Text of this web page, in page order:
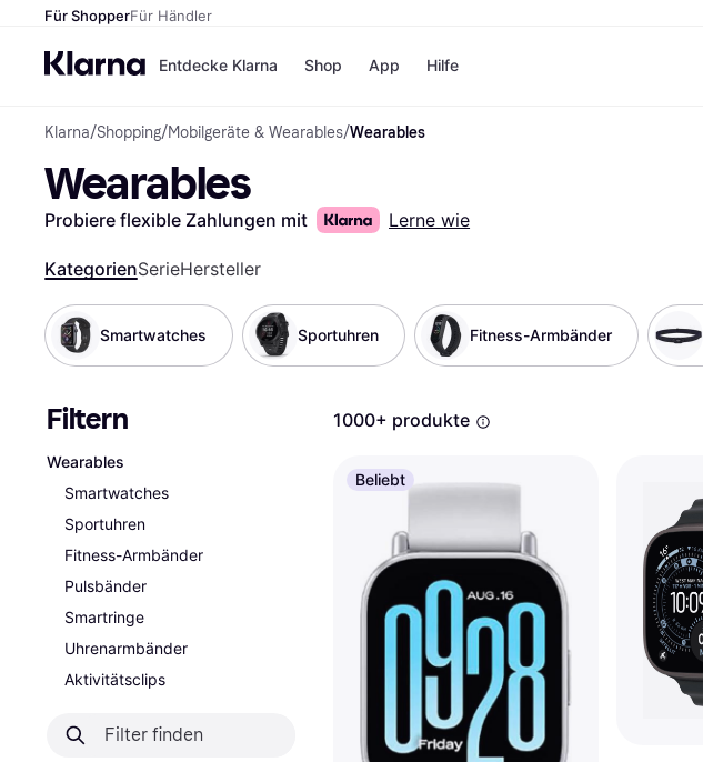
Für ShopperFür Händler
Entdecke Klarna
Zahlungsmethoden
Bezahle in 3
Teilzahlungen
Shop
Shops
Temu
Kaufland.at
Alle Shops
Renovierung & Bau
App Hilfe
Klarna/Shopping/Mobilgeräte & Wearables/Wearables
Wearables
Probiere flexible Zahlungen mit Lerne wie
KategorienSerieHersteller
Smartwatches Sportuhren Fitness-Armbänder
Filtern
Wearables
Smartwatches
Sportuhren
Fitness-Armbänder
Pulsbänder
Smartringe
Uhrenarmbänder
Aktivitätsclips
1000+ produkte
Beliebt